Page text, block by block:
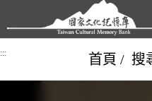
跳到主要內容區塊
::: 首頁 搜